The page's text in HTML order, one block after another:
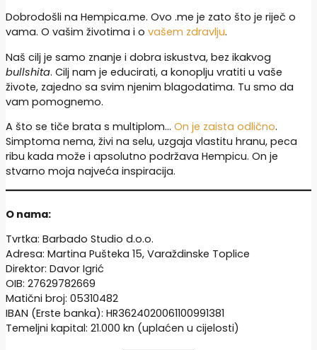
Dobrodošli na Hempica.me. Ovo .me je zato što je riječ o
vama. O vašim životima i o vašem zdravlju.
Naš cilj je samo znanje i dobra iskustva, bez ikakvog
bullshita. Cilj nam je educirati, a konoplju vratiti u vaše
živote, zajedno sa svim njenim blagodatima. Tu smo da
vam pomognemo.
A što se tiče brata s multiplom… On je zaista odlično.
Simptoma nema, živi na selu, uzgaja vlastitu hranu, peca
ribu kada može i apsolutno podržava Hempicu. On je
stvarno moja najveća inspiracija.
O nama:
Tvrtka: Barbado Studio d.o.o.
Adresa: Martina Pušteka 15, Varaždinske Toplice
Direktor: Davor Igrić
OIB: 27629782669
Matični broj: 05310482
IBAN (Erste banka): HR3624020061100991381
Temeljni kapital: 21.000 kn (uplaćen u cijelosti)